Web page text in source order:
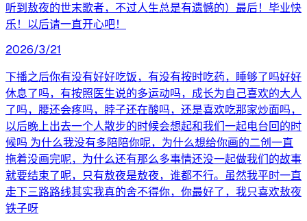
听到敖夜的世末歌者，不过人生总是有遗憾的）最后！毕业快
乐！以后请一直开心吧！
2026/3/21
下播之后你有没有好好吃饭，有没有按时吃药，睡够了吗好好
休息了吗，有按照医生说的多运动吗，成长为自己喜欢的大人
了吗，腰还会疼吗，脖子还在酸吗，还是喜欢吃那家炒面吗，
以后晚上出去一个人散步的时候会想起和我们一起电台回的时
候吗 为什么我没有多陪陪你呢，为什么想给你画的二创一直
拖着没画完呢，为什么还有那么多事情还没一起做我们的故事
就要结束了呢，只有敖夜是敖夜，谁都不行。虽然我平时一直
走下三路路线其实我真的舍不得你，你最好了，我只喜欢敖夜
铁子呀